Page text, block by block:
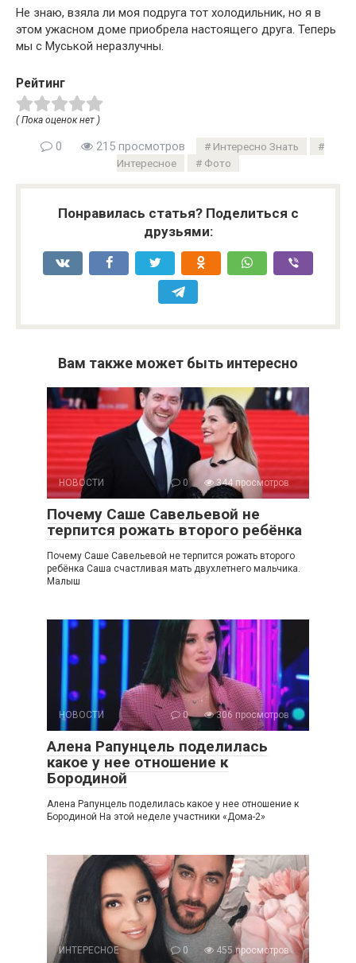
Не знаю, взяла ли моя подруга тот холодильник, но я в
этом ужасном доме приобрела настоящего друга. Теперь
мы с Муськой неразлучны.
Рейтинг
( Пока оценок нет )
0 215 просмотров
Интересно Знать
Интересное
Фото
Понравилась статья? Поделиться с
друзьями:
Вам также может быть интересно
НОВОСТИ 0 344 просмотров
Почему Саше Савельевой не
терпится рожать второго ребёнка
Почему Саше Савельевой не терпится рожать второго
ребёнка Саша счастливая мать двухлетнего мальчика.
Малыш
НОВОСТИ 0 306 просмотров
Алена Рапунцель поделилась
какое у нее отношение к
Бородиной
Алена Рапунцель поделилась какое у нее отношение к
Бородиной На этой неделе участники «Дома-2»
ИНТЕРЕСНОЕ 0 455 просмотров